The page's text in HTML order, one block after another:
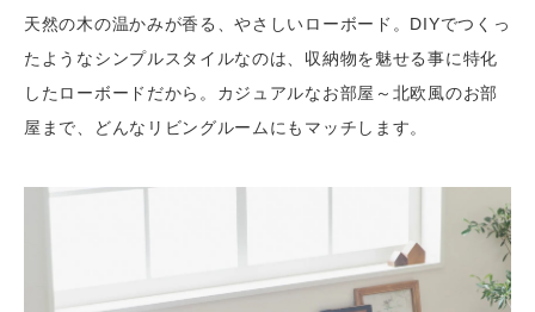
天然の木の温かみが香る、やさしいローボード。DIYでつくっ
たようなシンプルスタイルなのは、収納物を魅せる事に特化
したローボードだから。カジュアルなお部屋～北欧風のお部
屋まで、どんなリビングルームにもマッチします。